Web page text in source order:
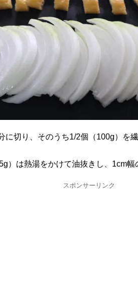
）は熱湯をかけて油抜きし、1cm幅
スポンサーリンク